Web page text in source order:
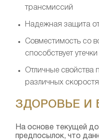
трансмиссий
Надежная защита
Совместимость со
способствует
Отличные свойства
различных
ЗДОРОВЬЕ И
На основе текущей
предпосылок, что